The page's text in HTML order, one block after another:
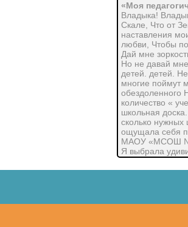
«Моя
Владыка!
Скале, Что от
наставления
любви, Чтобы
Дай мне
Но не давай мне
детей. детей.
многие поймут
обездоленного
количество «
школьная
сколько
ощущала себя
МАОУ «МСОШ
Я выбрала
жизнь, моя
это его
имеет много